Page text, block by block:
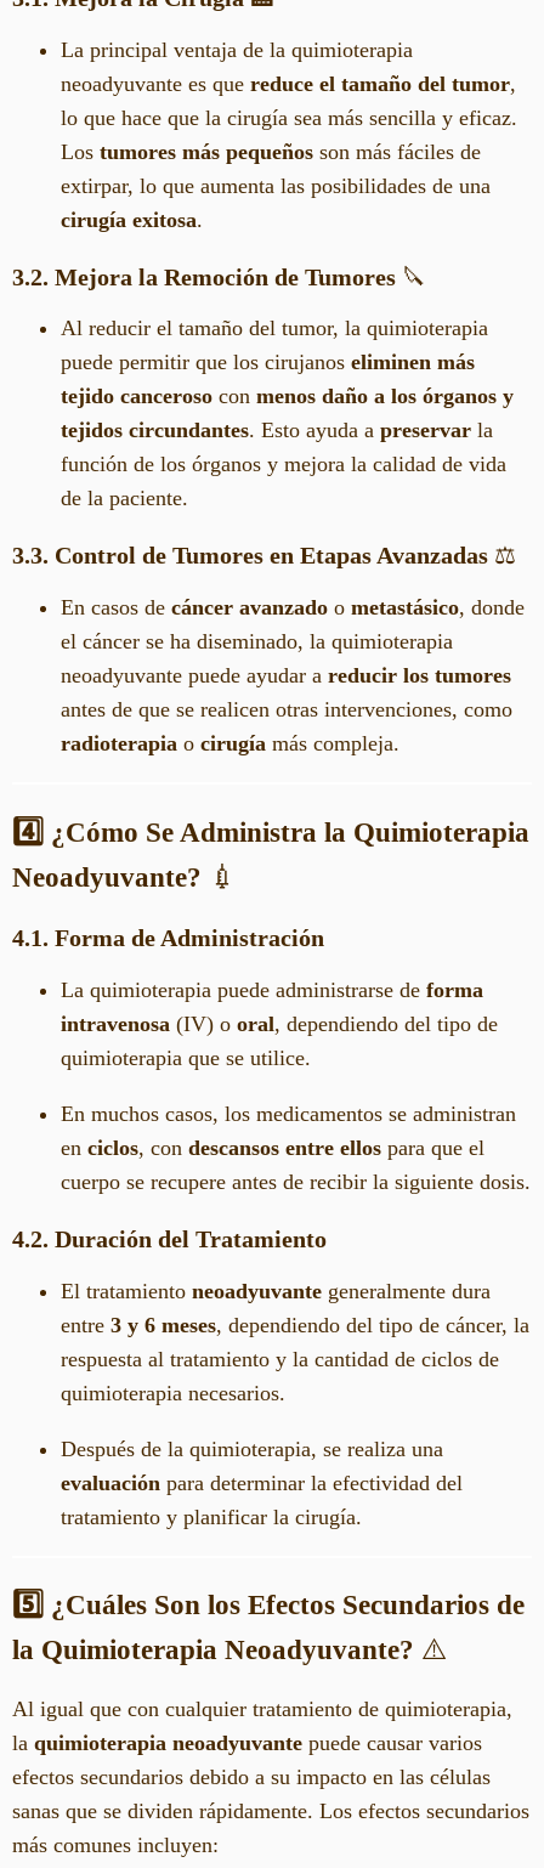
La principal ventaja de la quimioterapia
neoadyuvante es que reduce el tamaño del tumor,
lo que hace que la cirugía sea más sencilla y eficaz.
Los tumores más pequeños son más fáciles de
extirpar, lo que aumenta las posibilidades de una
cirugía exitosa.
3.2. Mejora la Remoción de Tumores 🔪
Al reducir el tamaño del tumor, la quimioterapia
puede permitir que los cirujanos eliminen más
tejido canceroso con menos daño a los órganos y
tejidos circundantes. Esto ayuda a preservar la
función de los órganos y mejora la calidad de vida
de la paciente.
3.3. Control de Tumores en Etapas Avanzadas ⚖️
En casos de cáncer avanzado o metastásico, donde
el cáncer se ha diseminado, la quimioterapia
neoadyuvante puede ayudar a reducir los tumores
antes de que se realicen otras intervenciones, como
radioterapia o cirugía más compleja.
4️⃣ ¿Cómo Se Administra la Quimioterapia
Neoadyuvante? 💉
4.1. Forma de Administración
La quimioterapia puede administrarse de forma
intravenosa (IV) o oral, dependiendo del tipo de
quimioterapia que se utilice.
En muchos casos, los medicamentos se administran
en ciclos, con descansos entre ellos para que el
cuerpo se recupere antes de recibir la siguiente dosis.
4.2. Duración del Tratamiento
El tratamiento neoadyuvante generalmente dura
entre 3 y 6 meses, dependiendo del tipo de cáncer, la
respuesta al tratamiento y la cantidad de ciclos de
quimioterapia necesarios.
Después de la quimioterapia, se realiza una
evaluación para determinar la efectividad del
tratamiento y planificar la cirugía.
5️⃣ ¿Cuáles Son los Efectos Secundarios de
la Quimioterapia Neoadyuvante? ⚠️
Al igual que con cualquier tratamiento de quimioterapia,
la quimioterapia neoadyuvante puede causar varios
efectos secundarios debido a su impacto en las células
sanas que se dividen rápidamente. Los efectos secundarios
más comunes incluyen: